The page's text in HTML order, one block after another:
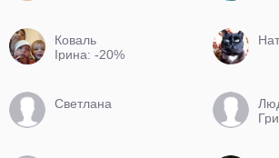
Коваль
Ірина: -20%
і католикам
Светлана